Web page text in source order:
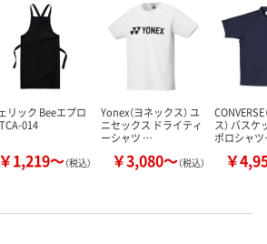
リック Beeエプロ
014
￥1,219～（税込）
Yonex（ヨネックス） ユ
ニセックス ドライティ
ーシャツ …
￥3,080～（税込）
ス） バス
ポロシャ
￥